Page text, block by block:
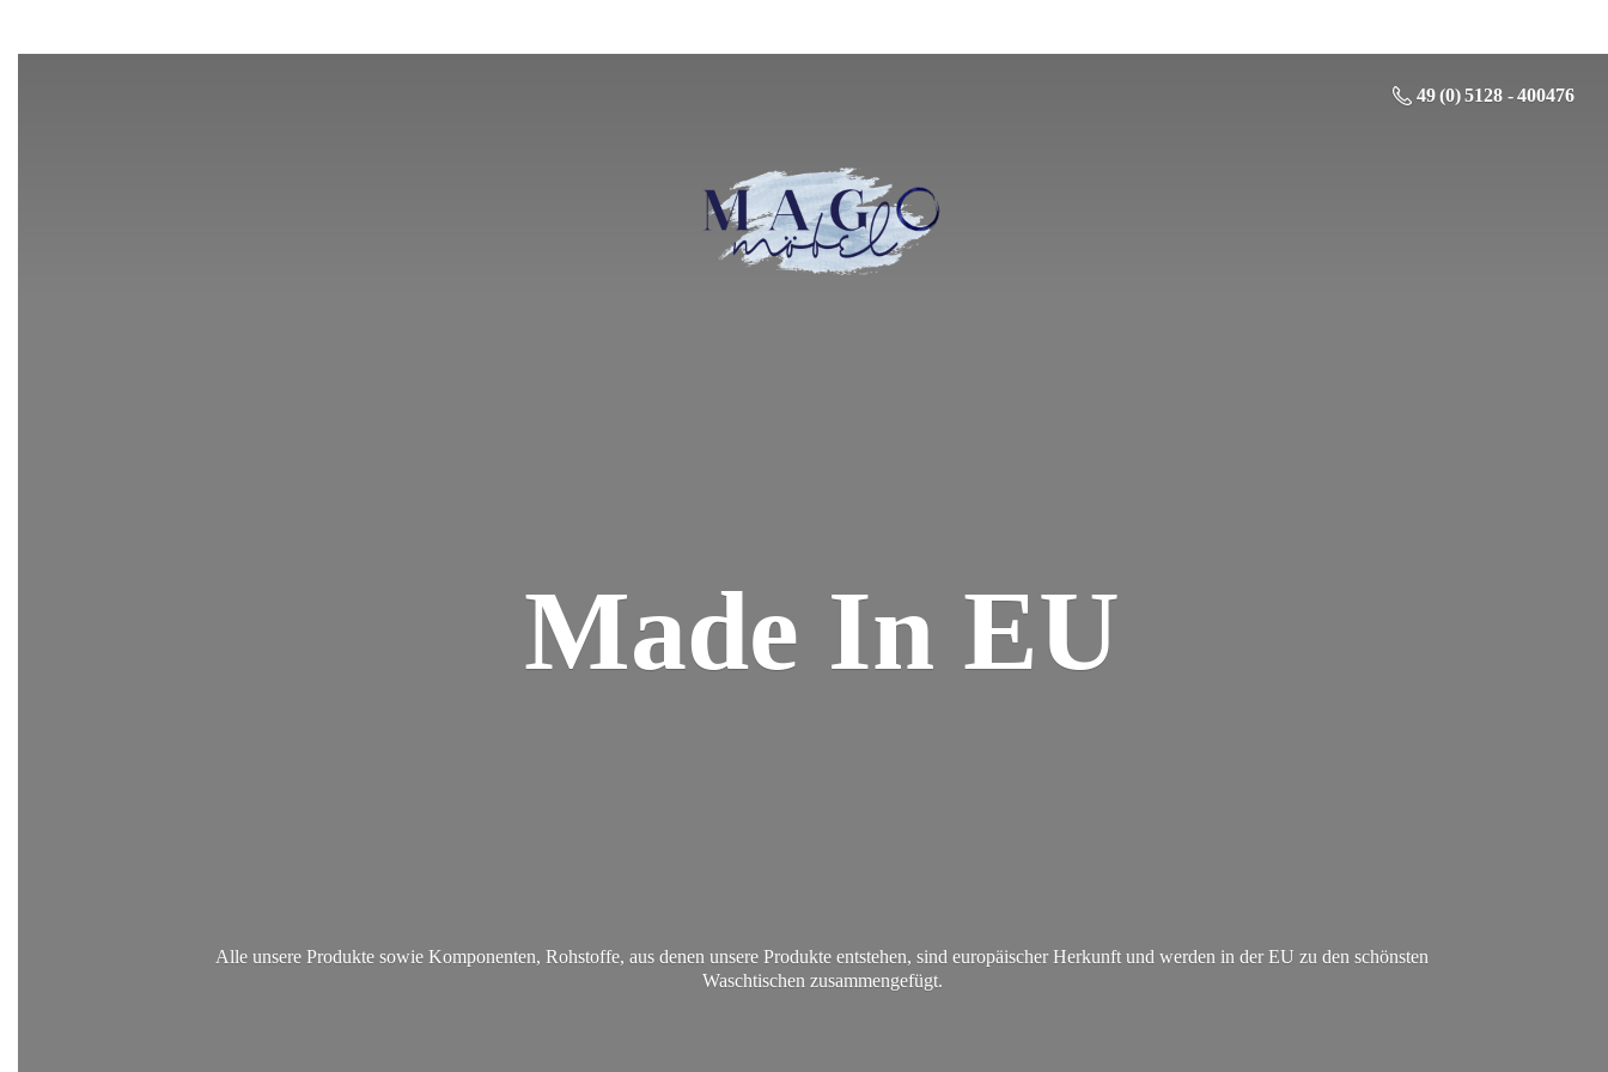
49 (0) 5128 - 400476
Made In EU
Alle unsere Produkte sowie Komponenten, Rohstoffe, aus denen unsere Produkte entstehen, sind europäischer Herkunft und werden in der EU zu den schönsten
Waschtischen zusammengefügt.